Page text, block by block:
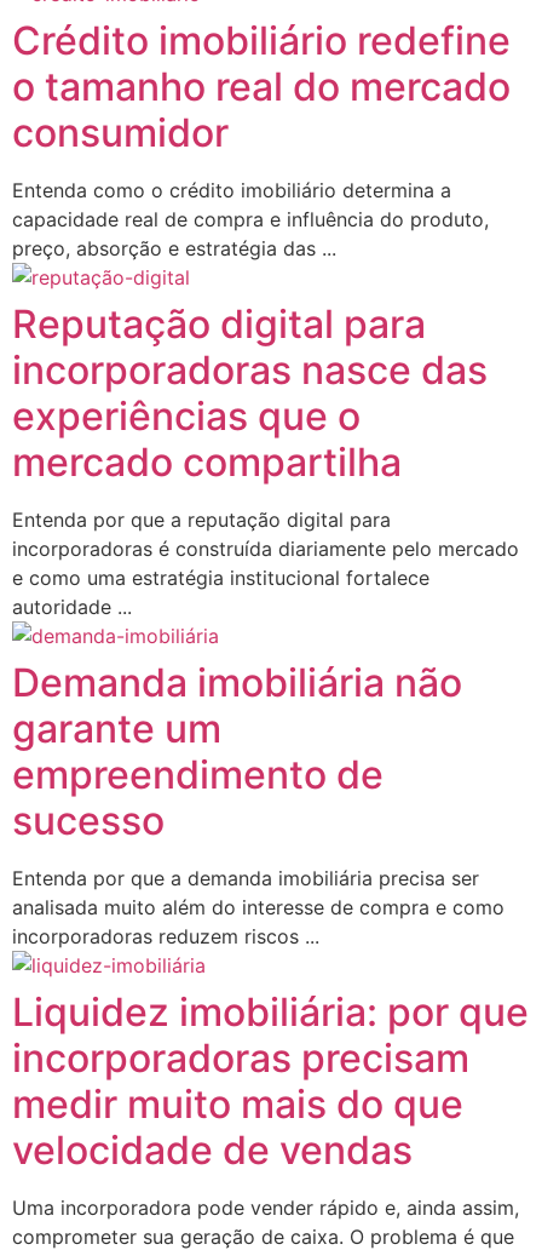
Crédito imobiliário redefine
o tamanho real do mercado
consumidor
Entenda como o crédito imobiliário determina a
capacidade real de compra e influência do produto,
preço, absorção e estratégia das ...
Reputação digital para
incorporadoras nasce das
experiências que o
mercado compartilha
Entenda por que a reputação digital para
incorporadoras é construída diariamente pelo mercado
e como uma estratégia institucional fortalece
autoridade ...
Demanda imobiliária não
garante um
empreendimento de
sucesso
Entenda por que a demanda imobiliária precisa ser
analisada muito além do interesse de compra e como
incorporadoras reduzem riscos ...
Liquidez imobiliária: por que
incorporadoras precisam
medir muito mais do que
velocidade de vendas
Uma incorporadora pode vender rápido e, ainda assim,
comprometer sua geração de caixa. O problema é que